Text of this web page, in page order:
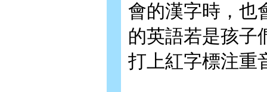
會的漢字時，也
的英語若是孩子
打上紅字標注重